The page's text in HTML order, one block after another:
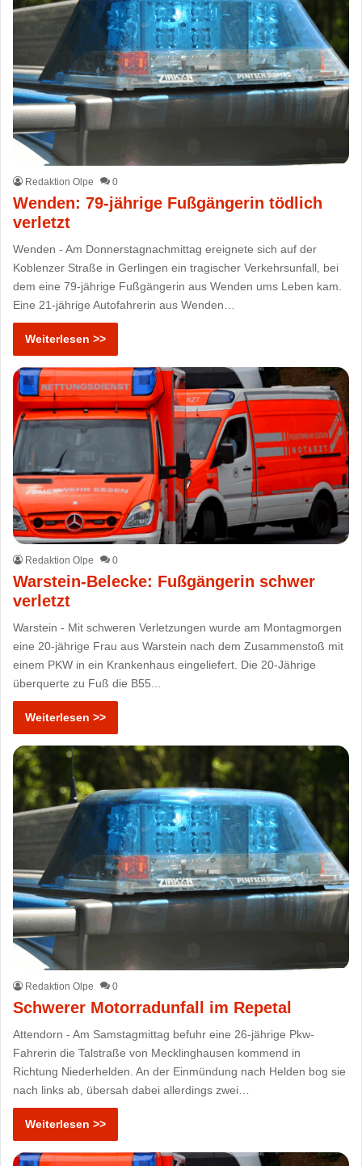
Redaktion Olpe 0
Wenden: 79-jährige Fußgängerin tödlich
verletzt
Wenden - Am Donnerstagnachmittag ereignete sich auf der
Koblenzer Straße in Gerlingen ein tragischer Verkehrsunfall, bei
dem eine 79-jährige Fußgängerin aus Wenden ums Leben kam.
Eine 21-jährige Autofahrerin aus Wenden…
Weiterlesen >>
Redaktion Olpe 0
Warstein-Belecke: Fußgängerin schwer
verletzt
Warstein - Mit schweren Verletzungen wurde am Montagmorgen
eine 20-jährige Frau aus Warstein nach dem Zusammenstoß mit
einem PKW in ein Krankenhaus eingeliefert. Die 20-Jährige
überquerte zu Fuß die B55...
Weiterlesen >>
Redaktion Olpe 0
Schwerer Motorradunfall im Repetal
Attendorn - Am Samstagmittag befuhr eine 26-jährige Pkw-
Fahrerin die Talstraße von Mecklinghausen kommend in
Richtung Niederhelden. An der Einmündung nach Helden bog sie
nach links ab, übersah dabei allerdings zwei…
Weiterlesen >>